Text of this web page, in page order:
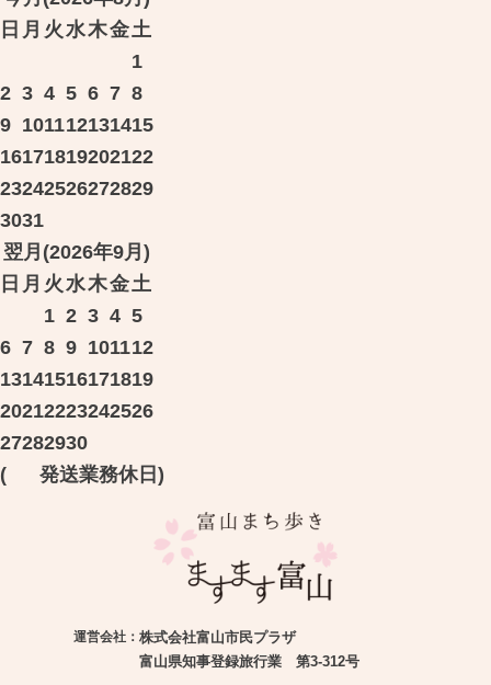
日 月 火 水木金 土
1
2 3 4 5 6 7 8
9 101112131415
16171819202122
23242526272829
3031
翌月(2026年9月)
日 月 火 水木金 土
1 2 3 4 5
6 7 8 9 101112
13141516171819
20212223242526
27282930
(
発送業務休日)
運営会社：株式会社富山市民プラザ
富山県知事登録旅行業 第3-312号